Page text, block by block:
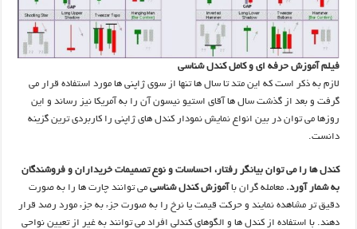
فیلم آموزش حرفه ای و کامل کندل شناسی
لازم به ذکر است که این متد تا سال ها تنها از سوی ژاپنی ها مورد استفاده قرار می
گرفت و بعد از گذشت سال ها آقای استیو نیسون آن را به آمریکا نیز رساند و این
روزها می توان در بین انواع نمایش نمودار کندل های ژاپنی را کاربردی ترین گزینه
دانست.
کندل ها را می توان بیانگر رفتار، احساسات و نوع تصمیمات خریداران و فروشندگان
به شمار آورد. معامله گران باآموزش کندل شناسی می توانند چارت ها را به صورت
دقیق تر مشاهده نمایند و حرکت قیمت یا نرخ را به صورت جزء به جزء مورد رصد قرار
دهند. با استفاده از کندل ها و الگوهای کندلی افراد می توانند به غیر از تعیین نواحی